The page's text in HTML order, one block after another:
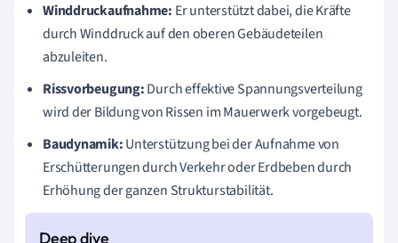
Winddruckaufnahme: Er unterstützt dabei, die Kräfte
durch Winddruck auf den oberen Gebäudeteilen
abzuleiten.
Rissvorbeugung:Durch effektive Spannungsverteilung
wird der Bildung von Rissen im Mauerwerk vorgebeugt.
Baudynamik:Unterstützung bei der Aufnahme von
Erschütterungen durch Verkehr oder Erdbeben durch
Erhöhung der ganzen Strukturstabilität.